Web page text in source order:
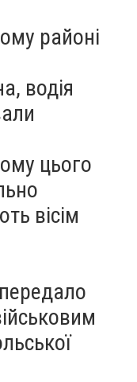
районі
водія
цього
вісім